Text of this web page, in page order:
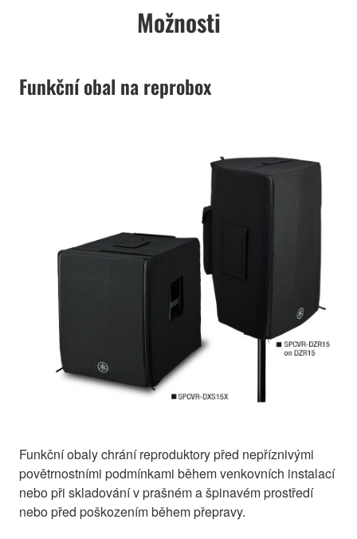
Možnosti
Funkční obal na reprobox
Funkční obaly chrání reproduktory před nepříznivými
povětrnostními podmínkami během venkovních instalací
nebo při skladování v prašném a špinavém prostředí
nebo před poškozením během přepravy.